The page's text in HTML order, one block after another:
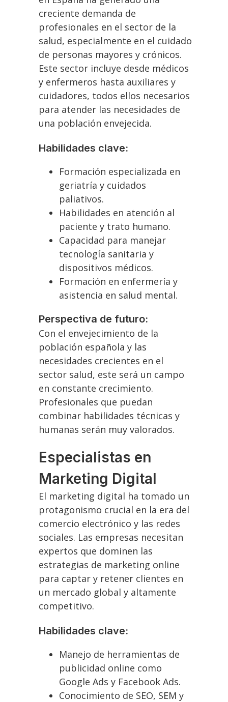
creciente demanda de
profesionales en el sector de la
salud, especialmente en el cuidado
de personas mayores y crónicos.
Este sector incluye desde médicos
y enfermeros hasta auxiliares y
cuidadores, todos ellos necesarios
para atender las necesidades de
una población envejecida.
Habilidades clave:
Formación especializada en
geriatría y cuidados
paliativos.
Habilidades en atención al
paciente y trato humano.
Capacidad para manejar
tecnología sanitaria y
dispositivos médicos.
Formación en enfermería y
asistencia en salud mental.
Perspectiva de futuro:
Con el envejecimiento de la
población española y las
necesidades crecientes en el
sector salud, este será un campo
en constante crecimiento.
Profesionales que puedan
combinar habilidades técnicas y
humanas serán muy valorados.
Especialistas en
Marketing Digital
El marketing digital ha tomado un
protagonismo crucial en la era del
comercio electrónico y las redes
sociales. Las empresas necesitan
expertos que dominen las
estrategias de marketing online
para captar y retener clientes en
un mercado global y altamente
competitivo.
Habilidades clave:
Manejo de herramientas de
publicidad online como
Google Ads y Facebook Ads.
Conocimiento de SEO, SEM y